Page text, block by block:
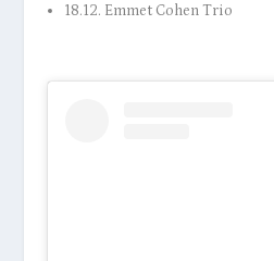
18.12. Emmet Cohen Trio